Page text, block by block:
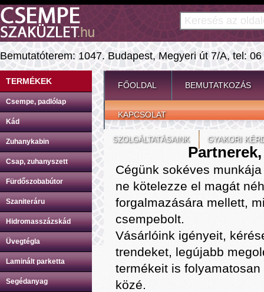
Bemutatóterem: 1047. Budapest, Megyeri út 7/A, tel:
FŐOLDAL BEMUTATKOZÁS
KAPCSOLAT
SZOLGÁLTATÁSAINK GYAKORI
TERMÉKEK
Csempe, padlólap
Kád
Zuhanykabin
Csap, zuhanyszett
Fürdőszobabútor
Szaniteráru
Hidromasszázskád
Üvegtégla
Laminált parketta
Segédanyag
Cégünk sokéves
ne kötelezze el magát
forgalmazására mellett,
csempebolt.
Vásárlóink igényeit,
trendeket, legújabb
termékeit is
közé.